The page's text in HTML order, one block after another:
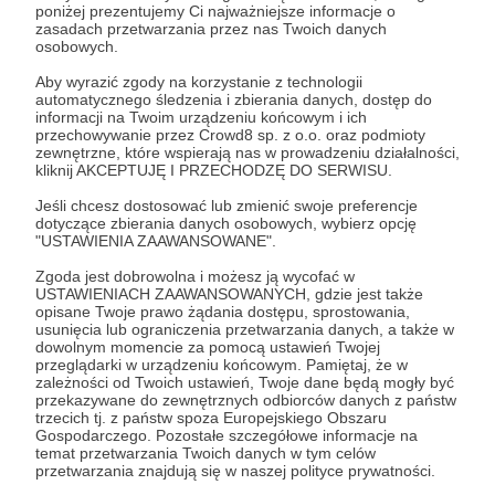
poniżej prezentujemy Ci najważniejsze informacje o
zasadach przetwarzania przez nas Twoich danych
osobowych.
Aby wyrazić zgody na korzystanie z technologii
automatycznego śledzenia i zbierania danych, dostęp do
informacji na Twoim urządzeniu końcowym i ich
przechowywanie przez Crowd8 sp. z o.o. oraz podmioty
zewnętrzne, które wspierają nas w prowadzeniu działalności,
kliknij AKCEPTUJĘ I PRZECHODZĘ DO SERWISU.
Jeśli chcesz dostosować lub zmienić swoje preferencje
dotyczące zbierania danych osobowych, wybierz opcję
"USTAWIENIA ZAAWANSOWANE".
Zgoda jest dobrowolna i możesz ją wycofać w
USTAWIENIACH ZAAWANSOWANYCH, gdzie jest także
opisane Twoje prawo żądania dostępu, sprostowania,
usunięcia lub ograniczenia przetwarzania danych, a także w
dowolnym momencie za pomocą ustawień Twojej
przeglądarki w urządzeniu końcowym. Pamiętaj, że w
zależności od Twoich ustawień, Twoje dane będą mogły być
przekazywane do zewnętrznych odbiorców danych z państw
trzecich tj. z państw spoza Europejskiego Obszaru
Gospodarczego. Pozostałe szczegółowe informacje na
temat przetwarzania Twoich danych w tym celów
przetwarzania znajdują się w naszej polityce prywatności.
dzień, czekałem -wśród 156 innych psów i tyleż
kotów, na cud. CUD ADOPCJI. Ogromnie
pragnąłem ciepłego kąta. Było mi strasznie
zimno i cały się trząsłem. Potem ICH usłyszałem.
Chodzili alejkami przy boksach. To była moja
szansa na nowe życie. Na ciepły domek z
posłankiem i pełną miseczkę. Szansa na to, że
ktoś mnie pokocha. A ja, pokocham JEGO -
SWOJEGO CZŁOWIEKA. Kiedy wreszcie ON do
mnie dotarł, krzyczałem ze łzami w oczach: -
"Zabierz mnie!!! Zabierz mnie stąd! Będę cię
kochał i zrobię dla ciebie wszystko!!!" - Tak wtedy
obiecałem. Po chwili doszła ONA i też jej
przysięgłem, że będę grzeczny i nie nasikam do
kapci. Zabrali mnie. Dali mi dom, a ja
zrealizowałem wszystkie moje obietnice, choć
wtedy nie wiedziałem, co mnie czeka? Kocham
swoją Mamcię i Tatkę. Oni też mnie kochają. Już
8 lat jesteśmy razem i mam nadzieję, że jeszcze
długo będę z nimi, ale ... mam już 16 lat. Powoli
mój czas - tutaj, dobiega końca. Zanim odejdę,
Rozwiń opis
Cele
Praca nad książką pt " Z
pamiętnika psa podróżnika "
5 000 zł
miesięcznie
5 000 zł
brakuje
0%
Kochani!
Po przeczytaniu mojej wizytówki już
wiecie, czym się zajmuję. Ostatnio
pamiętnika psa
15 000 zł
miesięcznie
0%
Kochani!
Wszystkie ptaki
że jest jakiś,